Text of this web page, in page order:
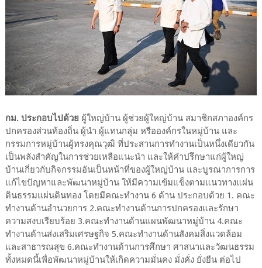
กม. ประกอบไปด้วย ผู้ใหญ่บ้าน ผู้ช่วยผู้ใหญ่บ้าน สมาชิกสภาองค์กร
ปกครองส่วนท้องถิ่น ผู้นำ ผู้แทนกลุ่ม หรือองค์กรในหมู่บ้าน และ
กรรมการหมู่บ้านผู้ทรงคุณวุฒิ ที่ประสานการทำงานเป็นหนึ่งเดียวกัน
เป็นพลังสำคัญในการช่วยเหลือแนะนำ และให้คำปรึกษาแก่ผู้ใหญ่
บ้านเกี่ยวกับกิจกรรมอันเป็นหน้าที่ของผู้ใหญ่บ้าน และบูรณาการการ
แก้ไขปัญหาและพัฒนาหมู่บ้าน ให้มีความเข้มแข็งตามแนวทางแผ่น
ดินธรรมแผ่นดินทอง โดยมีคณะทำงาน 6 ด้าน ประกอบด้วย 1. คณะ
ทำงานด้านอำนวยการ 2.คณะทำงานด้านการปกครองและรักษา
ความสงบเรียบร้อย 3.คณะทำงานด้านแผนพัฒนาหมู่บ้าน 4.คณะ
ทำงานด้านส่งเสริมเศรษฐกิจ 5.คณะทำงานด้านสังคมสิ่งแวดล้อม
และสาธารณสุข 6.คณะทำงานด้านการศึกษา ศาสนาและวัฒนธรรม
ทั้งหมดนี้เพื่อพัฒนาหมู่บ้านให้เกิดความมั่นคง มั่งคั่ง ยั่งยืน ต่อไป